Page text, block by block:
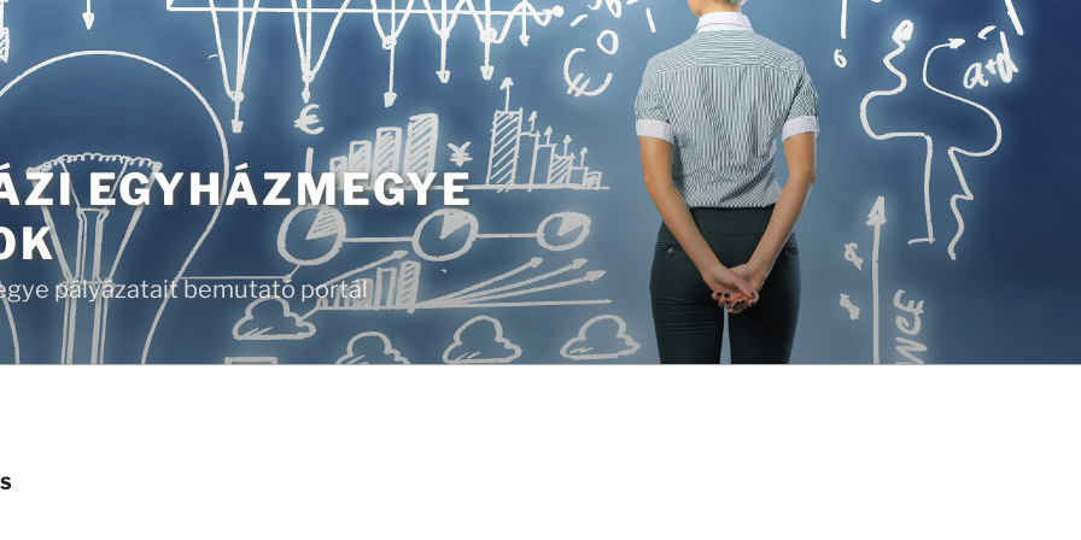
EGYHÁZMEGYE
pályázatait bemutató portál